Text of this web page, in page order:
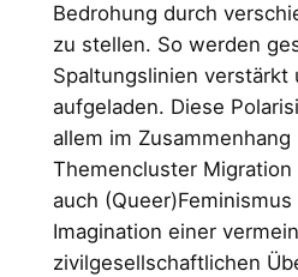
Bedrohung durch
zu stellen. So werden
Spaltungslinien verstärkt
aufgeladen. Diese
allem im Zusammenhang
Themencluster
auch
Imagination einer
zivilgesellschaftlichen